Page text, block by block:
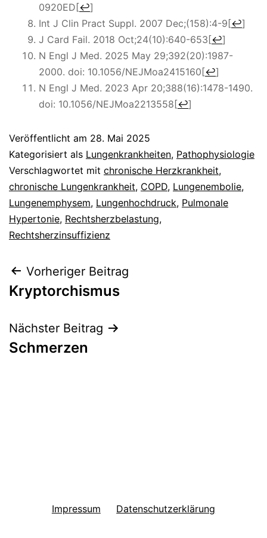
0920ED[↩]
Int J Clin Pract Suppl. 2007 Dec;(158):4-9[↩]
J Card Fail. 2018 Oct;24(10):640-653[↩]
N Engl J Med. 2025 May 29;392(20):1987-
2000. doi: 10.1056/NEJMoa2415160[↩]
N Engl J Med. 2023 Apr 20;388(16):1478-1490.
doi: 10.1056/NEJMoa2213558[↩]
Veröffentlicht am 28. Mai 2025
Kategorisiert als Lungenkrankheiten, Pathophysiologie
Verschlagwortet mit chronische Herzkrankheit,
chronische Lungenkrankheit, COPD, Lungenembolie,
Lungenemphysem, Lungenhochdruck, Pulmonale
Hypertonie, Rechtsherzbelastung,
Rechtsherzinsuffizienz
Beitragsnavigation
Vorheriger Beitrag
Kryptorchismus
Nächster Beitrag
Schmerzen
Impressum Datenschutzerklärung